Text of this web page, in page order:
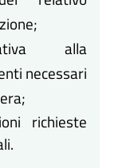
alla
necessari
richieste